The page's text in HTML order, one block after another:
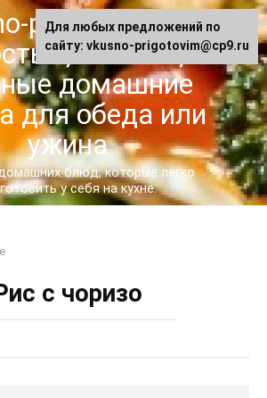
prigotovim.ru -
сытные,
домашние
для обеда или
ужина
блюд, которые легко
у себя на кухне.
с чоризо
Для любых предложений по
сайту: vkusno-prigotovim@cp9.ru